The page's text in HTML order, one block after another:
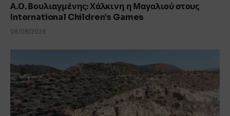
Α.Ο. Βουλιαγμένης: Χάλκινη η Μαγαλιού στους
International Children’s Games
06/08/2026